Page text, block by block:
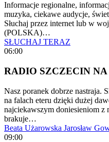
Informacje regionalne,
muzyka, ciekawe audycje,
Słuchaj przez internet lub w
(POLSKA)…
SŁUCHAJ TERAZ
06:00
RADIO SZCZECIN
Nasz poranek dobrze nastraja.
na falach eteru dzięki dużej
najciekawszym doniesieniom z
brakuje…
Beata Użarowska Jarosław
09:00